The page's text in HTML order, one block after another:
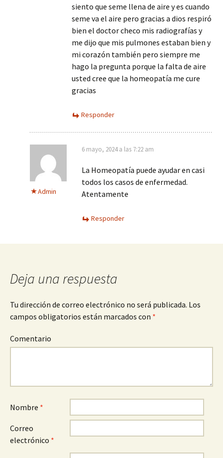
siento que seme llena de aire y es cuando
seme va el aire pero gracias a dios respiró
bien el doctor checo mis radiografías y
me dijo que mis pulmones estaban bien y
mi corazón también pero siempre me
hago la pregunta porque la falta de aire
usted cree que la homeopatía me cure
gracias
Responder
Admin
6 mayo, 2024 a las 7:22 am
La Homeopatía puede ayudar en casi
todos los casos de enfermedad.
Atentamente
Responder
Deja una respuesta
Tu dirección de correo electrónico no será publicada. Los
campos obligatorios están marcados con *
Comentario
Nombre *
Correo
electrónico *